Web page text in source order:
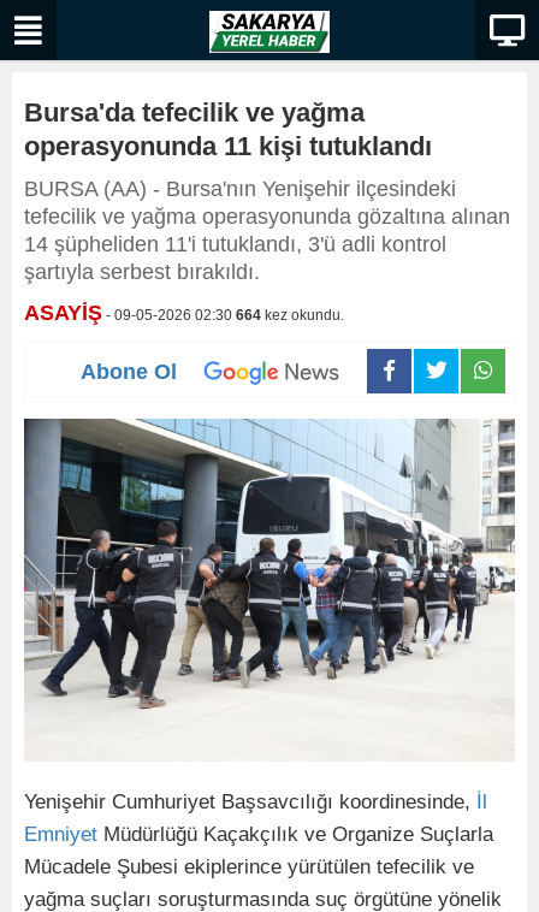
Bursa'da tefecilik ve yağma
operasyonunda 11 kişi tutuklandı
BURSA (AA) - Bursa'nın Yenişehir ilçesindeki
tefecilik ve yağma operasyonunda gözaltına alınan
14 şüpheliden 11'i tutuklandı, 3'ü adli kontrol
şartıyla serbest bırakıldı.
ASAYİŞ - 09-05-2026 02:30 664 kez okundu.
Abone Ol
Yenişehir Cumhuriyet Başsavcılığı koordinesinde, İl
Emniyet Müdürlüğü Kaçakçılık ve Organize Suçlarla
Mücadele Şubesi ekiplerince yürütülen tefecilik ve
yağma suçları soruşturmasında suç örgütüne yönelik